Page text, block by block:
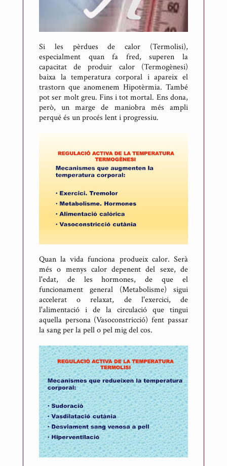
Si les pèrdues de calor (Termolisi),
especialment quan fa fred, superen la
capacitat de produir calor (Termogènesi)
baixa la temperatura corporal i apareix el
trastorn que anomenem Hipotèrmia. També
pot ser molt greu. Fins i tot mortal. Ens dona,
però, un marge de maniobra més ampli
perqué és un procés lent i progressiu.
Quan la vida funciona produeix calor. Serà
més o menys calor depenent del sexe, de
l'edat, de les hormones, de que el
funcionament general (Metabolisme) sigui
accelerat o relaxat, de l'exercici, de
l'alimentació i de la circulació que tingui
aquella persona (Vasoconstricció) fent passar
la sang per la pell o pel mig del cos.